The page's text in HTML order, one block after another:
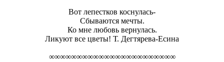
Вот лепестков коснулась-
Сбываются мечты.
Ко мне любовь вернулась.
Ликуют все цветы! Т. Дегтярева-Есина
∞∞∞∞∞∞∞∞∞∞∞∞∞∞∞∞∞∞∞∞∞∞∞